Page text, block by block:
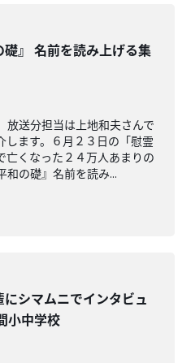
礎』 名前を読み上げる集
送分担当は上地和夫さんで
します。６月２３日の「慰霊
亡くなった２４万人あまりの
和の礎』名前を読み...
にシマムニでインタビュ
小中学校